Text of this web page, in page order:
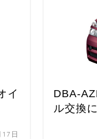
イ
日
DBA-
ル交換